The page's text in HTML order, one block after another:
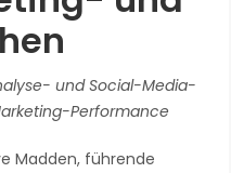
und Social-Media-
Performance
Madden, führende